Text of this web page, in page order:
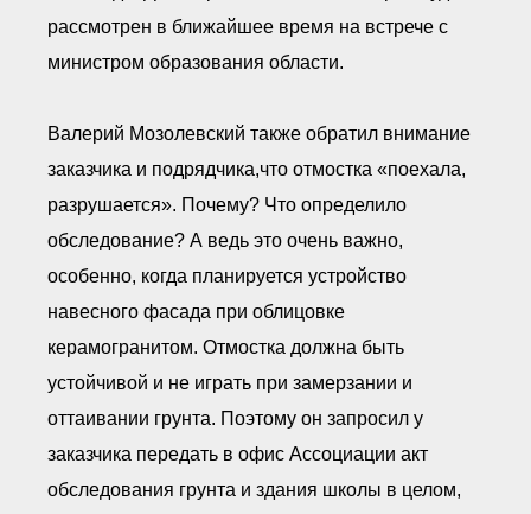
рассмотрен в ближайшее время на встрече с
министром образования области.
Валерий Мозолевский также обратил внимание
заказчика и подрядчика,что отмостка «поехала,
разрушается». Почему? Что определило
обследование? А ведь это очень важно,
особенно, когда планируется устройство
навесного фасада при облицовке
керамогранитом. Отмостка должна быть
устойчивой и не играть при замерзании и
оттаивании грунта. Поэтому он запросил у
заказчика передать в офис Ассоциации акт
обследования грунта и здания школы в целом,